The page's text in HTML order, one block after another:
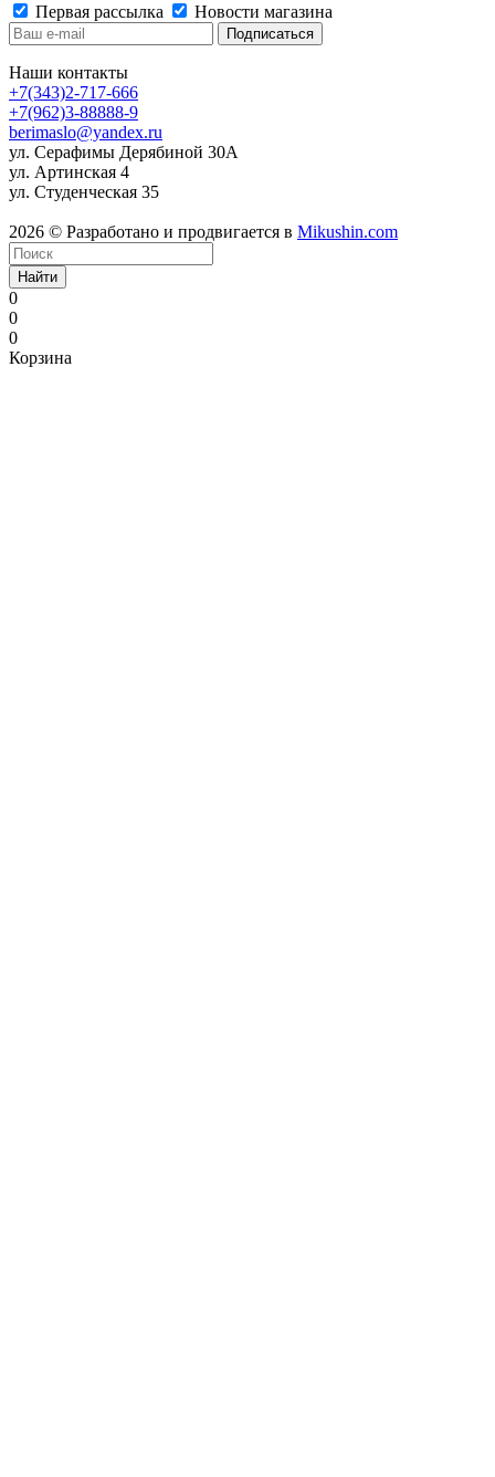
Первая рассылка
Новости магазина
Наши контакты
+7(343)2-717-666
+7(962)3-88888-9
berimaslo@yandex.ru
ул. Серафимы Дерябиной 30А
ул. Артинская 4
ул. Студенческая 35
2026 © Разработано и продвигается в Mikushin.com
Найти
0
0
0
Корзина